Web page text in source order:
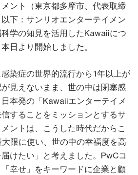
ント（東京都多摩市、代表取締
下：サンリオエンターテイメン
科学の知見を活用したKawaiiにつ
日より開始しました。
染症の世界的流行から1年以上が
見えないまま、世の中は閉塞感
本発の「Kawaiiエンターテイメ
することをミッションとするサ
ントは、こうした時代だからこ
限に使い、世の中の幸福度を高
けたい」と考えました。PwCコ
幸せ」をキーワードに企業と顧